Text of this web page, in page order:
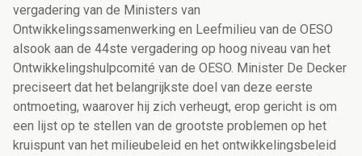
vergadering van de Ministers van
Ontwikkelingssamenwerking en Leefmilieu van de OESO
alsook aan de 44ste vergadering op hoog niveau van het
Ontwikkelingshulpcomité van de OESO. Minister De Decker
preciseert dat het belangrijkste doel van deze eerste
ontmoeting, waarover hij zich verheugt, erop gericht is om
een lijst op te stellen van de grootste problemen op het
kruispunt van het milieubeleid en het ontwikkelingsbeleid